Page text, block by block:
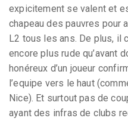
expicitement se valent et
chapeau des pauvres pour
L2 tous les ans. De plus, il
encore plus rude qu’avant
honéreux d’un joueur
l’equipe vers le haut
Nice). Et surtout pas de
ayant des infras de clubs